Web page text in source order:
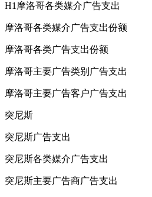
H1摩洛哥各类媒介广告支出
摩洛哥各类媒介广告支出份额
摩洛哥各类广告支出份额
摩洛哥主要广告类别广告支出
摩洛哥主要广告客户广告支出
突尼斯
突尼斯广告支出
突尼斯各类媒介广告支出
突尼斯主要广告商广告支出